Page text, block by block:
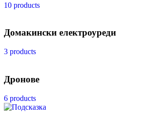
10 products
Домакински електроуреди
3 products
Дронове
6 products